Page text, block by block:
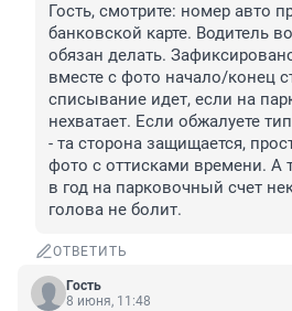
Гость, смотрите: номер авто
банковской карте. Водитель
обязан делать.
вместе с фото начало/конец
списывание идет, если на
нехватает. Если обжалуете
- та сторона защищается,
фото с оттисками времени. А
в год на парковочный счет
голова не болит.
ОТВЕТИТЬ
Гость
8 июня, 11:48